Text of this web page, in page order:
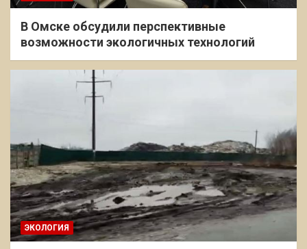
В Омске обсудили перспективные
возможности экологичных технологий
ЭКОЛОГИЯ